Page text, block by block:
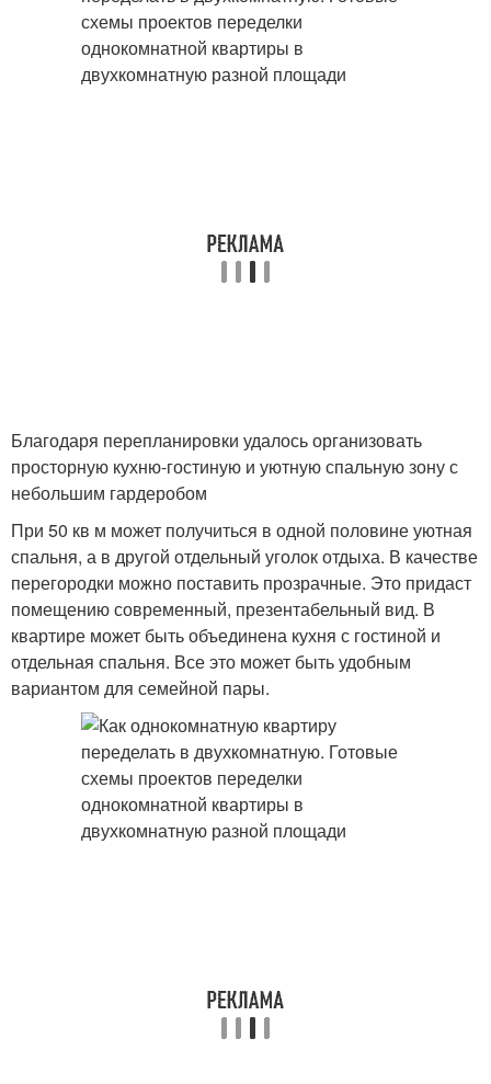
Благодаря перепланировки удалось организовать
просторную кухню-гостиную и уютную спальную зону с
небольшим гардеробом
При 50 кв м может получиться в одной половине уютная
спальня, а в другой отдельный уголок отдыха. В качестве
перегородки можно поставить прозрачные. Это придаст
помещению современный, презентабельный вид. В
квартире может быть объединена кухня с гостиной и
отдельная спальня. Все это может быть удобным
вариантом для семейной пары.